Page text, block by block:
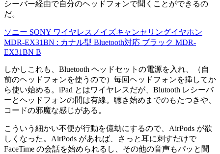
シーバー経由で自分のヘッドフォンで聞くことができるの
だ。
ソニー SONY ワイヤレスノイズキャンセリングイヤホン
MDR-EX31BN : カナル型 Bluetooth対応 ブラック MDR-
EX31BN B
しかしこれも、Bluetooth ヘッドセットの電源を入れ、（自
前のヘッドフォンを使うので）毎回ヘッドフォンを挿してか
ら使い始める。iPad とはワイヤレスだが、Blutooth レシーバ
ーとヘッドフォンの間は有線。聴き始めまでのもたつきや、
コードの邪魔な感じがある。
こういう細かい不便が行動を億劫にするので、AirPods が欲
しくなった。AirPods があれば、さっと耳に刺すだけで
FaceTime の会話を始められるし、その他の音声もパッと聞